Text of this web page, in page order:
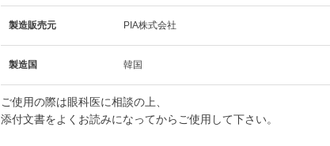
製造販売元 PIA株式会社
製造国 韓国
ご使用の際は眼科医に相談の上、
添付文書をよくお読みになってからご使用して下さい。